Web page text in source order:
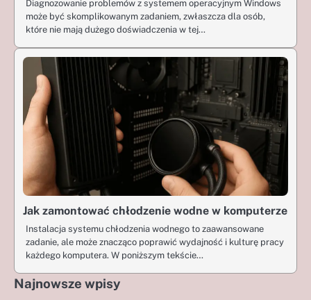
Diagnozowanie problemów z systemem operacyjnym Windows
może być skomplikowanym zadaniem, zwłaszcza dla osób,
które nie mają dużego doświadczenia w tej…
Jak zamontować chłodzenie wodne w komputerze
Instalacja systemu chłodzenia wodnego to zaawansowane
zadanie, ale może znacząco poprawić wydajność i kulturę pracy
każdego komputera. W poniższym tekście…
Najnowsze wpisy